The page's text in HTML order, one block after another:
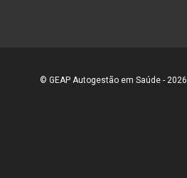
© GEAP Autogestão em Saúde - 2026